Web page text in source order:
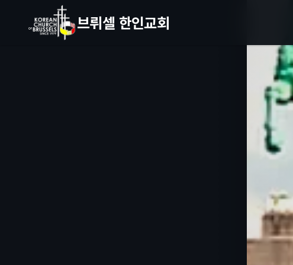
브뤼셀 한인교회